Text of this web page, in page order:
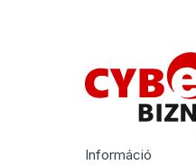
Információ